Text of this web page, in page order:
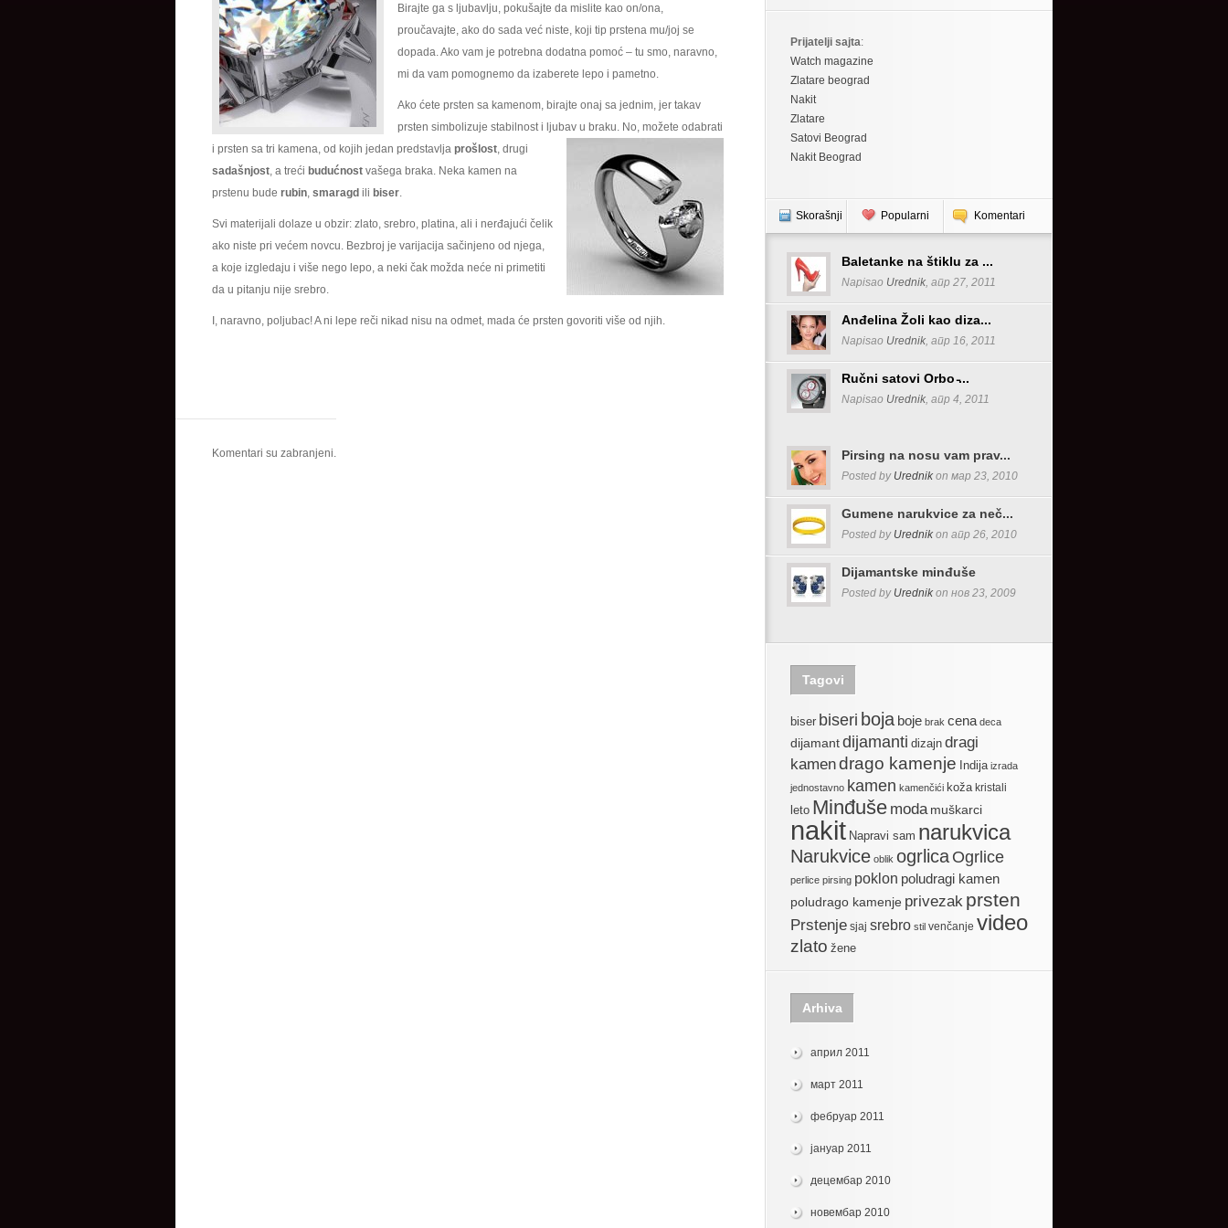
Birajte ga s ljubavlju, pokušajte da mislite kao on/ona,
proučavajte, ako do sada već niste, koji tip prstena mu/joj se
dopada. Ako vam je potrebna dodatna pomoć – tu smo, naravno,
mi da vam pomognemo da izaberete lepo i pametno.
Ako ćete prsten sa kamenom, birajte onaj sa jednim, jer takav
prsten simbolizuje stabilnost i ljubav u braku. No, možete odabrati
i prsten sa tri kamena, od kojih jedan predstavlja prošlost, drugi
sadašnjost, a treći budućnost vašega braka. Neka kamen na
prstenu bude rubin, smaragd ili biser.
Svi materijali dolaze u obzir: zlato, srebro, platina, ali i nerđajući čelik
ako niste pri većem novcu. Bezbroj je varijacija sačinjeno od njega,
a koje izgledaju i više nego lepo, a neki čak možda neće ni primetiti
da u pitanju nije srebro.
I, naravno, poljubac! A ni lepe reči nikad nisu na odmet, mada će prsten govoriti više od njih.
Komentari su zabranjeni.
Prijatelji sajta:
Watch magazine
Zlatare beograd
Nakit
Zlatare
Satovi Beograd
Nakit Beograd
Skorašnji Popularni Komentari
Baletanke na štiklu za ...
Napisao Urednik, апр 27, 2011
Anđelina Žoli kao diza...
Napisao Urednik, апр 16, 2011
Ručni satovi Orbo ̵...
Napisao Urednik, апр 4, 2011
Pirsing na nosu vam prav...
Posted by Urednik on мар 23, 2010
Gumene narukvice za neč...
Posted by Urednik on апр 26, 2010
Dijamantske minđuše
Posted by Urednik on нов 23, 2009
Tagovi
biser biseri boja boje brak cena deca
dijamantdijamanti dizajn dragi
kamendrago kamenje Indija izrada
jednostavno kamen kamenčići koža kristali
leto Minđuše moda muškarci
nakit Napravi sam narukvica
Narukvice oblik ogrlicaOgrlice
perlice pirsing poklon poludragi kamen
poludrago kamenje privezak prsten
Prstenje sjaj srebro stil venčanje video
zlato žene
Arhiva
април 2011
март 2011
фебруар 2011
јануар 2011
децембар 2010
новембар 2010